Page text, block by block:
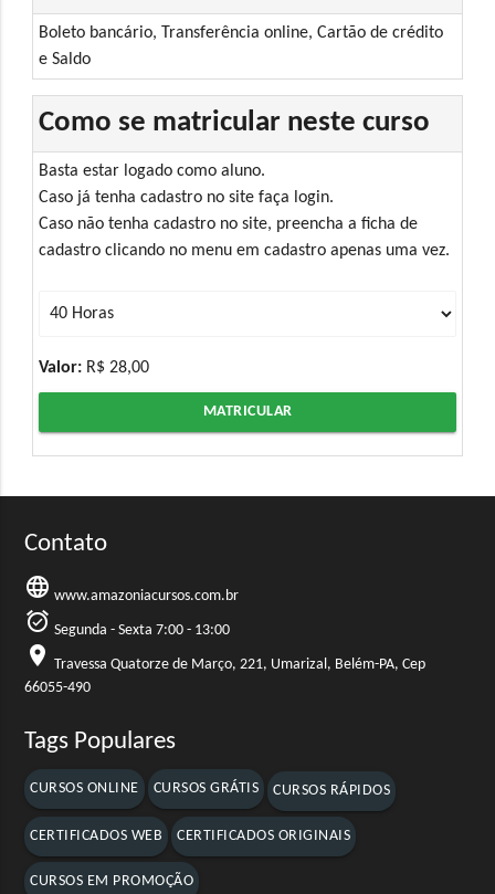
Boleto bancário, Transferência online, Cartão de crédito
e Saldo
Como se matricular neste curso
Basta estar logado como aluno.
Caso já tenha cadastro no site faça login.
Caso não tenha cadastro no site, preencha a ficha de
cadastro clicando no menu em cadastro apenas uma vez.
Valor: R$ 28,00
MATRICULAR
Contato
language www.amazoniacursos.com.br
alarm_on Segunda - Sexta 7:00 - 13:00
location_on Travessa Quatorze de Março, 221, Umarizal, Belém-PA, Cep
66055-490
Tags Populares
CURSOS ONLINE CURSOS GRÁTIS CURSOS RÁPIDOS
CERTIFICADOS WEB CERTIFICADOS ORIGINAIS
CURSOS EM PROMOÇÃO